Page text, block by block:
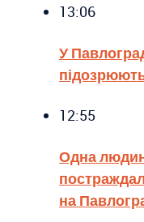
13:06
У
12:55
Одна
на